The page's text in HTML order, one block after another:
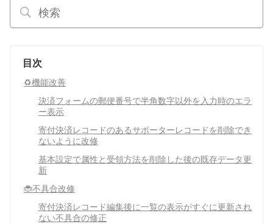
目次
♻️機能改善
決済フォームの郵便番号で半角数字以外を入力時のエラ
ー表示
寄付決済レコードのあるサポーターレコードを削除でき
ないように改修
基本設定で属性と受領方法を削除した後の既存データ更
新
🐞不具合改修
寄付決済レコード編集後に一覧の表示がすぐに更新され
ない不具合の修正